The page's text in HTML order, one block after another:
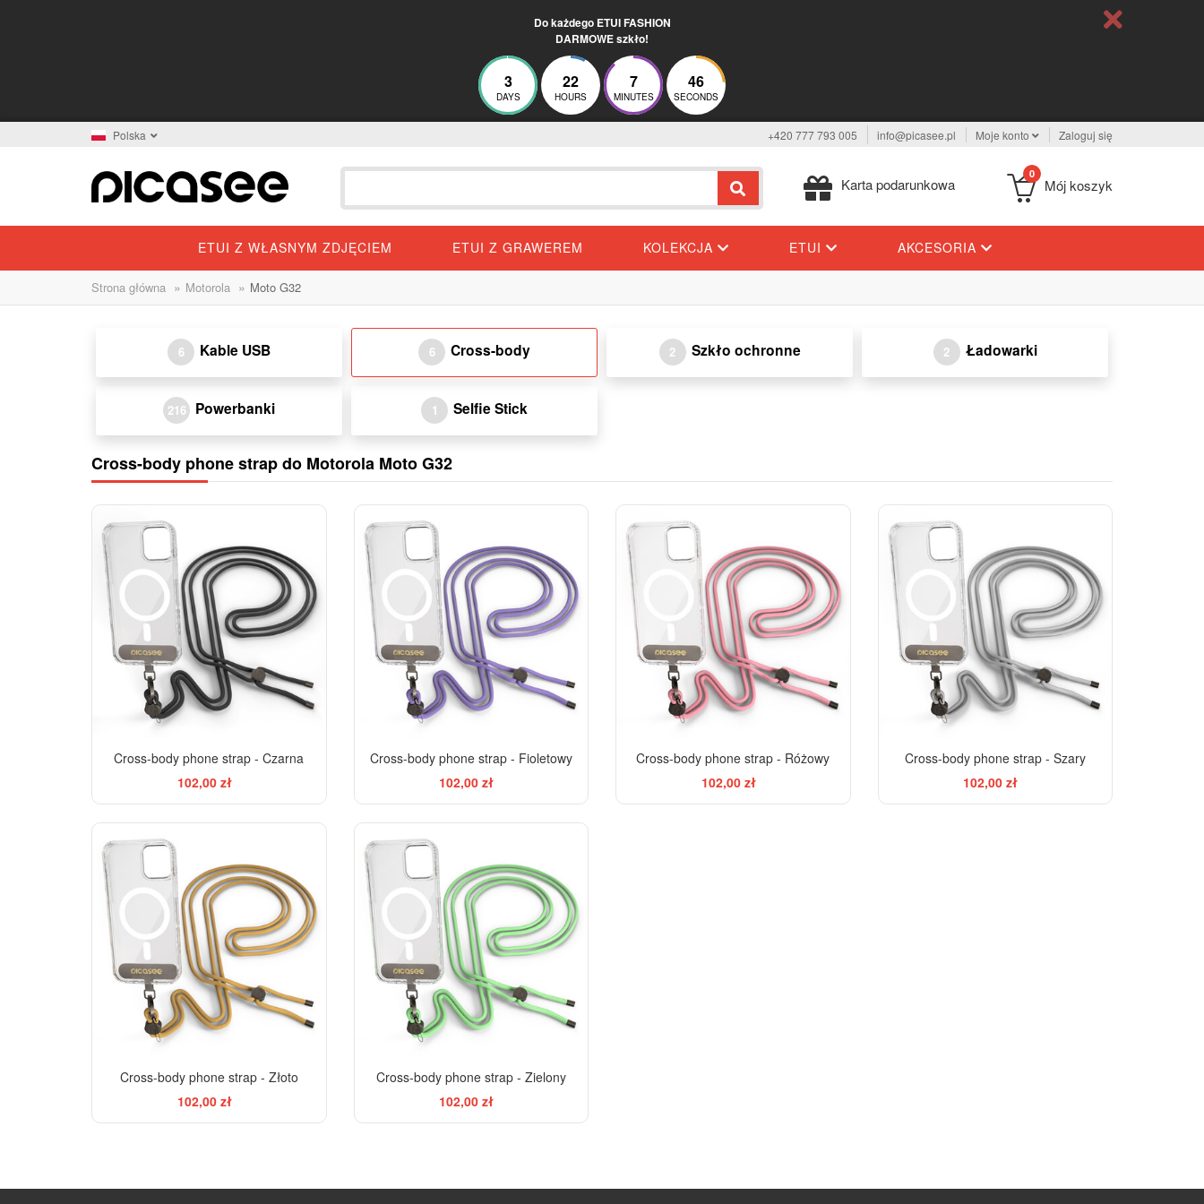
Do każdego ETUI FASHION
DARMOWE szkło!
3
DAYS
22
HOURS
7
MINUTES
46
SECONDS
Polska +420 777 793 005 info@picasee.pl Moje konto Zaloguj się
Karta podarunkowa
0
Mój koszyk
ETUI Z WŁASNYM ZDJĘCIEM ETUI Z GRAWEREM KOLEKCJA ETUI AKCESORIA
Strona główna » Motorola » Moto G32
6 Kable USB 6 Cross-body 2 Szkło ochronne 2 Ładowarki
216 Powerbanki 1 Selfie Stick
Cross-body phone strap do Motorola Moto G32
Cross-body phone strap - Czarna
102,00 zł
Cross-body phone strap - Fioletowy
102,00 zł
Cross-body phone strap - Różowy
102,00 zł
Cross-body phone strap - Szary
102,00 zł
Cross-body phone strap - Złoto
102,00 zł
Cross-body phone strap - Zielony
102,00 zł